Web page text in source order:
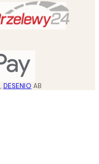
, DESENIO AB